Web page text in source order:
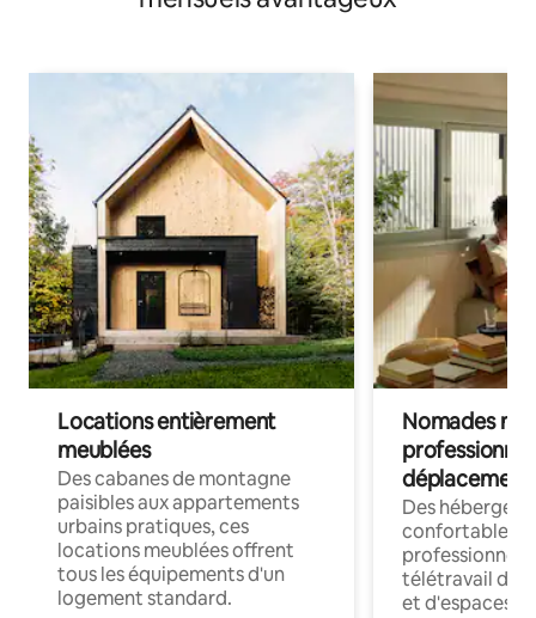
Locations entièrement
meublées
Des cabanes de montagne
paisibles aux appartements
urbains pratiques, ces
locations meublées offrent
tous les équipements d'un
logement standard.
Nomades
déplacement
Des
confortables
professionnels
télétravail
et d'espaces